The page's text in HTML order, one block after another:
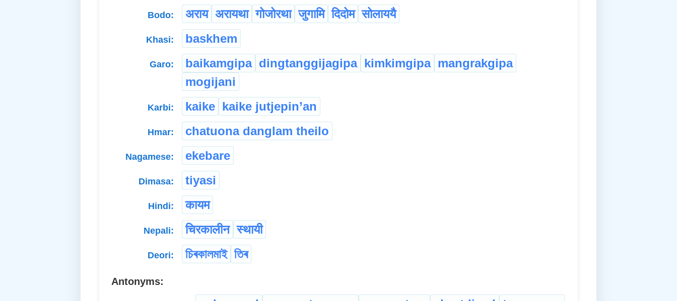
Bodo: अराय अरायथा गोजोरथा जुगामि दिदोम सोलाययै
Khasi: baskhem
Garo: baikamgipa dingtanggijagipa kimkimgipa mangrakgipa
mogijani
Karbi: kaike kaike jutjepin’an
Hmar: chatuona danglam theilo
Nagamese: ekebare
Dimasa: tiyasi
Hindi: कायम
Nepali: चिरकालीन स्थायी
Deori: চিৰকালমাই তিৰ
Antonyms: